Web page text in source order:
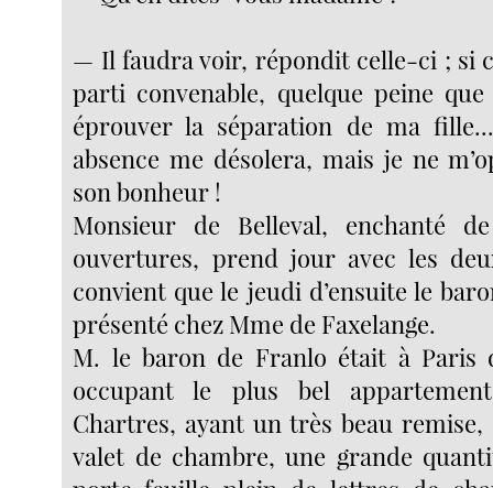
— Il faudra voir, répondit celle-ci ; si
parti convenable, quelque peine
éprouver la séparation de ma
absence me désolera, mais je ne
son bonheur !
Monsieur de Belleval, enchanté
ouvertures, prend jour avec les
convient que le jeudi d’ensuite le
présenté chez Mme de Faxelange.
M. le baron de Franlo était à Paris
occupant le plus bel
Chartres, ayant un très beau remise,
valet de chambre, une grande